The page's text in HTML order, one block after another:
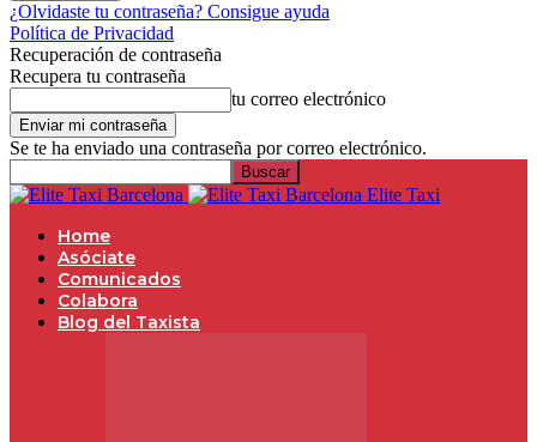
¿Olvidaste tu contraseña? Consigue ayuda
Política de Privacidad
Recuperación de contraseña
Recupera tu contraseña
tu correo electrónico
Se te ha enviado una contraseña por correo electrónico.
Elite Taxi
Home
Asóciate
Comunicados
Colabora
Blog del Taxista